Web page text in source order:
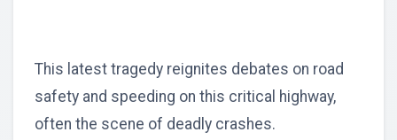
This latest tragedy reignites debates on road
safety and speeding on this critical highway,
often the scene of deadly crashes.